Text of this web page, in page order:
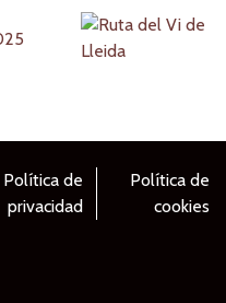
Política de
privacidad
Política de
cookies